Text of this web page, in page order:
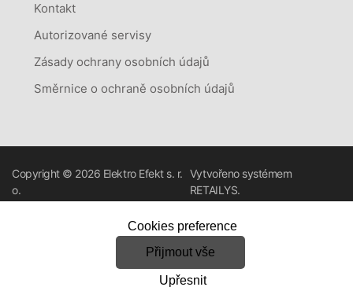
Kontakt
Autorizované servisy
Zásady ochrany osobních údajů
Směrnice o ochraně osobních údajů
Copyright © 2026 Elektro Efekt s. r.
o.
Vytvořeno systémem
RETAILYS.
Cookies preference
Přijmout vše
Upřesnit